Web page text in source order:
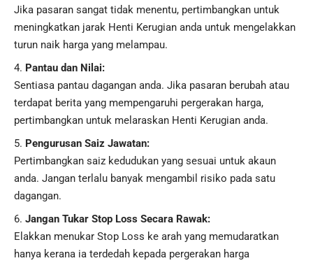
Jika pasaran sangat tidak menentu, pertimbangkan untuk
meningkatkan jarak Henti Kerugian anda untuk mengelakkan
turun naik harga yang melampau.
Pantau dan Nilai:
Sentiasa pantau dagangan anda. Jika pasaran berubah atau
terdapat berita yang mempengaruhi pergerakan harga,
pertimbangkan untuk melaraskan Henti Kerugian anda.
Pengurusan Saiz Jawatan:
Pertimbangkan saiz kedudukan yang sesuai untuk akaun
anda. Jangan terlalu banyak mengambil risiko pada satu
dagangan.
Jangan Tukar Stop Loss Secara Rawak:
Elakkan menukar Stop Loss ke arah yang memudaratkan
hanya kerana ia terdedah kepada pergerakan harga